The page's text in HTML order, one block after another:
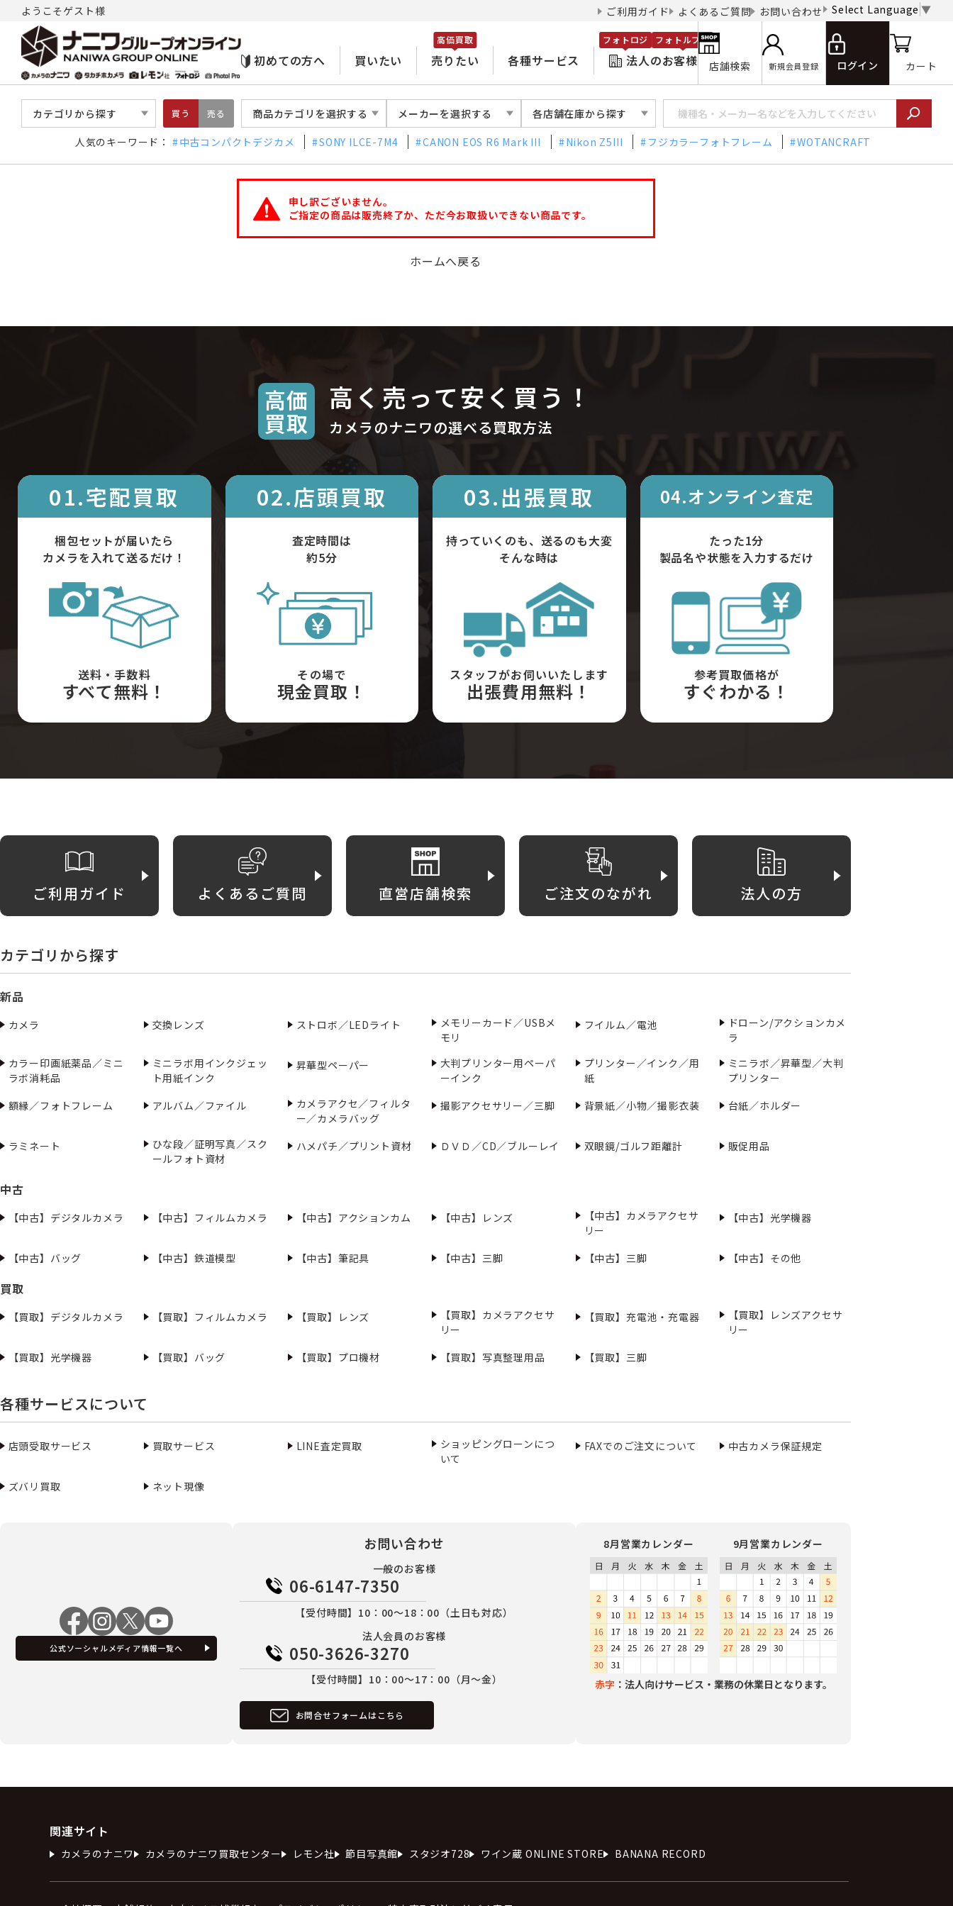
ようこそゲスト様 ご利用ガイド よくあるご質問 お問い合わせ Select Language ▼
初めての方へ 買いたい 売りたい
高価買取
各種サービス 法人のお客様
フォトロジ フォトルプロ
店舗検索 新規会員登録 ログイン カート
カテゴリから探す 買う 売る 商品カテゴリを選択する メーカーを選択する 各店舗在庫から探す
人気のキーワード： 中古コンパクトデジカメ SONY ILCE-7M4 CANON EOS R6 Mark III Nikon Z5III フジカラーフォトフレーム WOTANCRAFT
申し訳ございません。
ご指定の商品は販売終了か、ただ今お取扱いできない商品です。
ホームへ戻る
高価
買取
高く売って安く買う！
カメラのナニワの選べる買取方法
01.宅配買取
梱包セットが届いたら
カメラを入れて送るだけ！
送料・手数料
すべて無料！
02.店頭買取
査定時間は
約5分
その場で
現金買取！
03.出張買取
持っていくのも、送るのも大変
そんな時は
スタッフがお伺いいたします
出張費用無料！
04.オンライン査定
たった1分
製品名や状態を入力するだけ
参考買取価格が
すぐわかる！
ご利用ガイド よくあるご質問 直営店舗検索 ご注文のながれ 法人の方
カテゴリから探す
新品
カメラ 交換レンズ ストロボ／LEDライト
メモリーカード／USBメ
モリ
フイルム／電池
ドローン/アクションカメ
ラ
カラー印画紙薬品／ミニ
ラボ消耗品
ミニラボ用インクジェッ
ト用紙インク
昇華型ペーパー
大判プリンター用ペーパ
ーインク
プリンター／インク／用
紙
ミニラボ／昇華型／大判
プリンター
額縁／フォトフレーム
アルバム／ファイル
カメラアクセ／フィルタ
ー／カメラバッグ
撮影アクセサリー／三脚 背景紙／小物／撮影衣装 台紙／ホルダー
ラミネート
ひな段／証明写真／スク
ールフォト資材
ハメパチ／プリント資材 ＤＶＤ／CD／ブルーレイ 双眼鏡/ゴルフ距離計 販促用品
中古
【中古】デジタルカメラ 【中古】フィルムカメラ 【中古】アクションカム 【中古】レンズ
【中古】カメラアクセサ
リー
【中古】光学機器
【中古】バッグ 【中古】鉄道模型 【中古】筆記具 【中古】三脚 【中古】三脚 【中古】その他
買取
【買取】デジタルカメラ 【買取】フィルムカメラ 【買取】レンズ
【買取】カメラアクセサ
リー
【買取】充電池・充電器
【買取】レンズアクセサ
リー
【買取】光学機器
【買取】バッグ 【買取】プロ機材 【買取】写真整理用品 【買取】三脚
各種サービスについて
店頭受取サービス 買取サービス LINE査定買取
ショッピングローンにつ
いて
FAXでのご注文について 中古カメラ保証規定
ズバリ買取 ネット現像
公式ソーシャルメディア情報一覧へ
お問い合わせ
一般のお客様
06-6147-7350
【受付時間】10：00～18：00（土日も対応）
法人会員のお客様
050-3626-3270
【受付時間】10：00～17：00（月～金）
お問合せフォームはこちら
8月営業カレンダー 9月営業カレンダー
赤字 ：法人向けサービス・業務の休業日となります。
関連サイト
カメラのナニワ カメラのナニワ買取センター レモン社 節目写真館 スタジオ728 ワイン蔵 ONLINE STORE BANANA RECORD